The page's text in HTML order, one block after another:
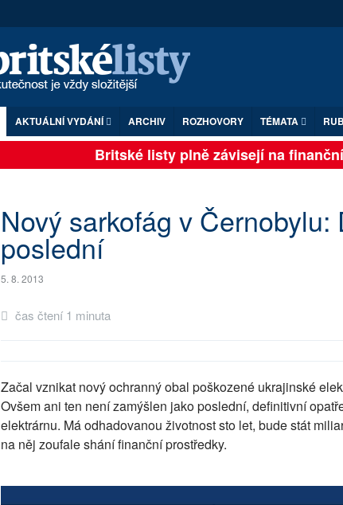
AKTUÁLNÍ VYDÁNÍ ARCHIV ROZHOVORY TÉMATA
Britské listy plně závisejí na
Nový sarkofág v Černobylu:
poslední
5. 8. 2013
čas čtení 1 minuta
Začal vznikat nový ochranný obal poškozené ukrajinské
Ovšem ani ten není zamýšlen jako poslední, definitivní
elektrárnu. Má odhadovanou životnost sto let, bude stát
na něj zoufale shání finanční prostředky.